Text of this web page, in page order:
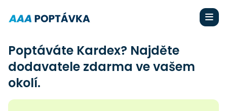
Poptáváte Kardex? Najděte
dodavatele zdarma ve vašem
okolí.